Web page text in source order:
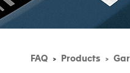
FAQ Products